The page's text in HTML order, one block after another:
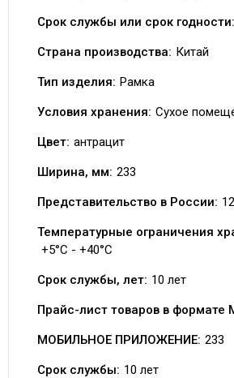
Срок службы или срок годности:
Страна производства: Китай
Тип изделия: Рамка
Условия хранения: Сухое
Цвет: антрацит
Ширина, мм: 233
Представительство в России:
Температурные ограничения
+5°C - +40°C
Срок службы, лет: 10 лет
Прайс-лист товаров в формате
МОБИЛЬНОЕ ПРИЛОЖЕНИЕ: 233
Срок службы: 10 лет